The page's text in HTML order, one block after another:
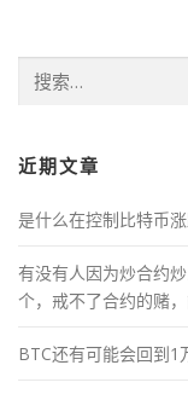
索：
近期文章
是什么在控制比特币涨
有没有人因为炒合约
个，戒不了合约的赌，
BTC还有可能会回到1